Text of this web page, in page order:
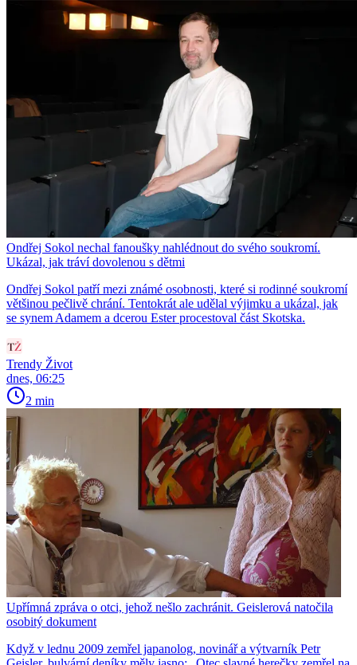
Ondřej Sokol nechal fanoušky nahlédnout do svého soukromí.
Ukázal, jak tráví dovolenou s dětmi
Ondřej Sokol patří mezi známé osobnosti, které si rodinné soukromí
většinou pečlivě chrání. Tentokrát ale udělal výjimku a ukázal, jak
se synem Adamem a dcerou Ester procestoval část Skotska.
Trendy Život
dnes, 06:25
2 min
Upřímná zpráva o otci, jehož nešlo zachránit. Geislerová natočila
osobitý dokument
Když v lednu 2009 zemřel japanolog, novinář a výtvarník Petr